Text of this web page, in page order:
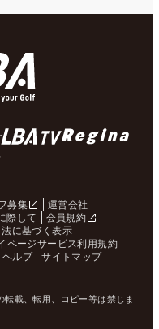
募集
運営会社
際して
会員規約
に基づく表示
ページサービス利用規約
ヘルプ サイトマップ
載、転用、コピー等は禁じま